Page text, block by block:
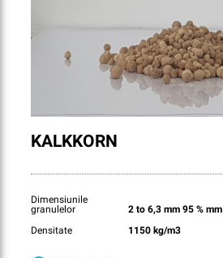
KALKKORN
Dimensiunile
granulelor
2 to 6,3 mm 95 % mm
Densitate
1150 kg/m3